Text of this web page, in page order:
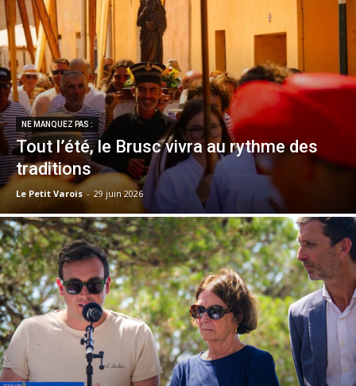
NE MANQUEZ PAS :
Tout l’été, le Brusc vivra au rythme des
traditions
Le Petit Varois - 29 juin 2026